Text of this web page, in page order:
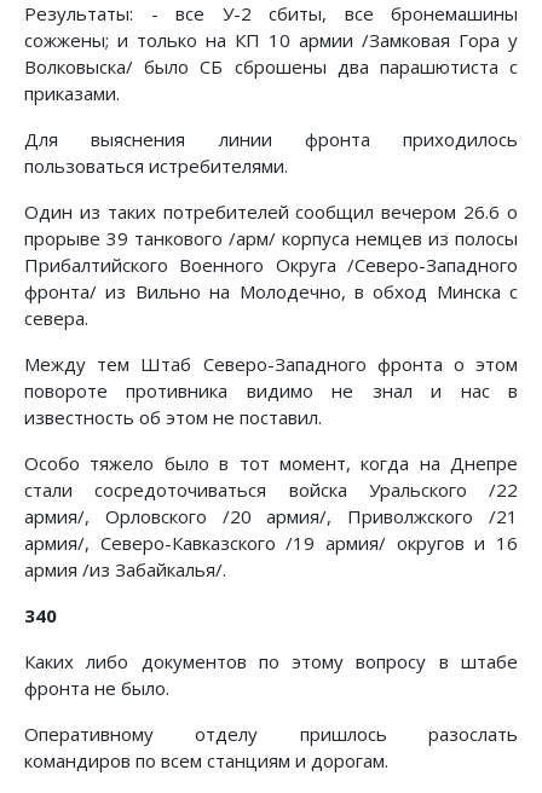
Результаты: - все У-2 сбиты, все бронемашины
сожжены; и только на КП 10 армии /Замковая Гора у
Волковыска/ было СБ сброшены два парашютиста с
приказами.
Для выяснения линии фронта приходилось
пользоваться истребителями.
Один из таких потребителей сообщил вечером 26.6 о
прорыве 39 танкового /арм/ корпуса немцев из полосы
Прибалтийского Военного Округа /Северо-Западного
фронта/ из Вильно на Молодечно, в обход Минска с
севера.
Между тем Штаб Северо-Западного фронта о этом
повороте противника видимо не знал и нас в
известность об этом не поставил.
Особо тяжело было в тот момент, когда на Днепре
стали сосредоточиваться войска Уральского /22
армия/, Орловского /20 армия/, Приволжского /21
армия/, Северо-Кавказского /19 армия/ округов и 16
армия /из Забайкалья/.
340
Каких либо документов по этому вопросу в штабе
фронта не было.
Оперативному отделу пришлось разослать
командиров по всем станциям и дорогам.